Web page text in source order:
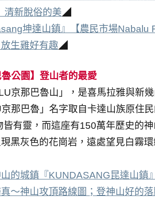
清新脫俗的美◢
坤達山鎮』【農民市場Nabalu
生雞好有趣◢
公園】登山者的最愛
京那巴魯山」，是喜馬拉雅與新
那巴魯」名字取自卡達山族原住
有靈，而這座有150萬年歷史的
黑灰色的花崗岩，遠處望見白霧
的城鎮『KUNDASANG昆達山鎮
～神山攻頂路線圖；登神山好的